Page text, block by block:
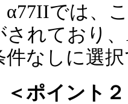
では、
されており
件なしに選
ポイント２